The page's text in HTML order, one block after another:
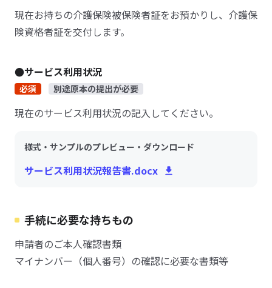
現在お持ちの介護保険被保険者証をお預かりし、介護保
険資格者証を交付します。
●サービス利用状況
必須 別途原本の提出が必要
現在のサービス利用状況の記入してください。
様式・サンプルのプレビュー・ダウンロード
サービス利用状況報告書.docx
手続に必要な持ちもの
申請者のご本人確認書類
マイナンバー（個人番号）の確認に必要な書類等